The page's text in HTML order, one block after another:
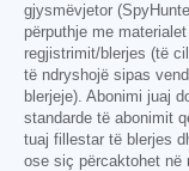
gjysmëvjetor
përputhje me
regjistrimit/blerjes (të
të ndryshojë sipas
blerjeje). Abonimi juaj
standarde të abonimit
tuaj fillestar të blerjes
ose siç përcaktohet në